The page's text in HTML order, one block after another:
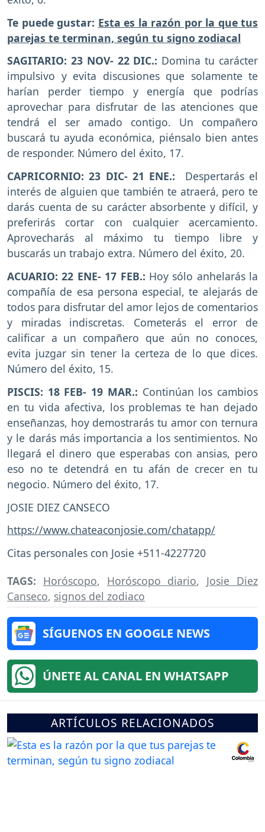
Te puede gustar: Esta es la razón por la que tus
parejas te terminan, según tu signo zodiacal
SAGITARIO: 23 NOV- 22 DIC.: Domina tu carácter
impulsivo y evita discusiones que solamente te
harían perder tiempo y energía que podrías
aprovechar para disfrutar de las atenciones que
tendrá el ser amado contigo. Un compañero
buscará tu ayuda económica, piénsalo bien antes
de responder. Número del éxito, 17.
CAPRICORNIO: 23 DIC- 21 ENE.: Despertarás el
interés de alguien que también te atraerá, pero te
darás cuenta de su carácter absorbente y difícil, y
preferirás cortar con cualquier acercamiento.
Aprovecharás al máximo tu tiempo libre y
buscarás un trabajo extra. Número del éxito, 20.
ACUARIO: 22 ENE- 17 FEB.: Hoy sólo anhelarás la
compañía de esa persona especial, te alejarás de
todos para disfrutar del amor lejos de comentarios
y miradas indiscretas. Cometerás el error de
calificar a un compañero que aún no conoces,
evita juzgar sin tener la certeza de lo que dices.
Número del éxito, 15.
PISCIS: 18 FEB- 19 MAR.: Continúan los cambios
en tu vida afectiva, los problemas te han dejado
enseñanzas, hoy demostrarás tu amor con ternura
y le darás más importancia a los sentimientos. No
llegará el dinero que esperabas con ansias, pero
eso no te detendrá en tu afán de crecer en tu
negocio. Número del éxito, 17.
JOSIE DIEZ CANSECO
https://www.chateaconjosie.com/chatapp/
Citas personales con Josie +511-4227720
TAGS: Horóscopo, Horóscopo diario, Josie Diez
Canseco, signos del zodiaco
SÍGUENOS EN GOOGLE NEWS
ÚNETE AL CANAL EN WHATSAPP
ARTÍCULOS RELACIONADOS